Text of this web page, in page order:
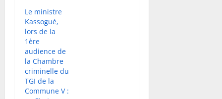
Le ministre
Kassogué,
lors de la
1ère
audience de
la Chambre
criminelle du
TGI de la
Commune V :